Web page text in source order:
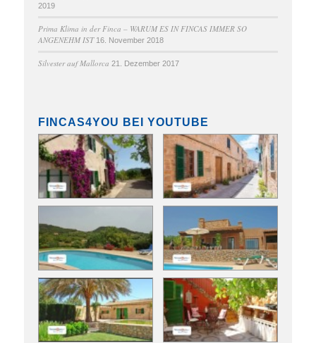
2019
Prima Klima in der Finca – WARUM ES IN FINCAS IMMER SO
ANGENEHM IST 16. November 2018
Silvester auf Mallorca 21. Dezember 2017
FINCAS4YOU BEI YOUTUBE